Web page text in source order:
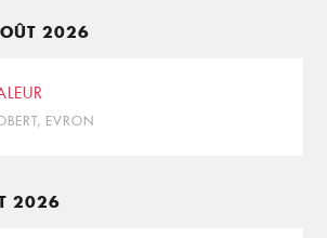
2026
EVRON
2026